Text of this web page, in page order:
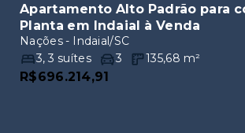
Apartamento Alto Padrão para
Planta em Indaial à Venda
Nações - Indaial/SC
3,3 suítes 3 135,68 m²
R$696.214,91